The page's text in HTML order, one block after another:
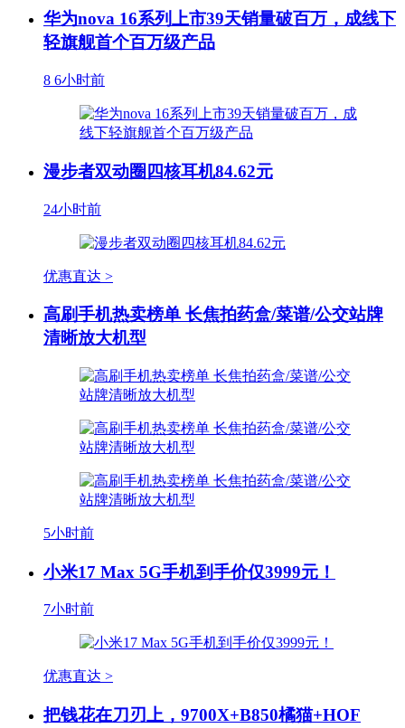
华为nova 16系列上市39天销量破百万，成线下
轻旗舰首个百万级产品
8 6小时前
漫步者双动圈四核耳机84.62元
24小时前
优惠直达 >
高刷手机热卖榜单 长焦拍药盒/菜谱/公交站牌
清晰放大机型
5小时前
小米17 Max 5G手机到手价仅3999元！
7小时前
优惠直达 >
把钱花在刀刃上，9700X+B850橘猫+HOF